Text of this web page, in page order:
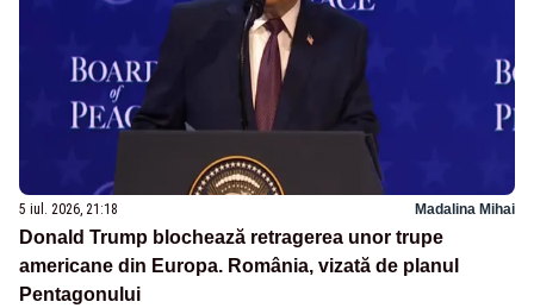
5 iul. 2026, 21:18 Madalina Mihai
Donald Trump blochează retragerea unor trupe
americane din Europa. România, vizată de planul
Pentagonului